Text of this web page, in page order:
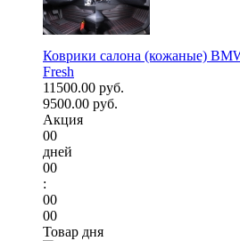
Коврики салона (кожаные)
Fresh
11500.00 руб.
9500.00 руб.
Акция
00
дней
00
:
00
00
Товар дня